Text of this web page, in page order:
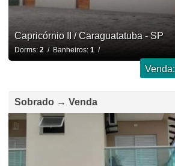
Capricórnio II / Caraguatatuba - SP
Dorms: 2/ Banheiros: 1/
Venda:
Sobrado → Venda